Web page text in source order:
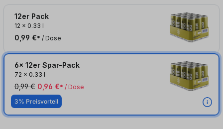
12er Pack
12 x 0.33 l
0,99 €* / Dose
6x 12er Spar-Pack
72 x 0.33 l
0,99 € 0,96 €* / Dose
3% Preisvorteil